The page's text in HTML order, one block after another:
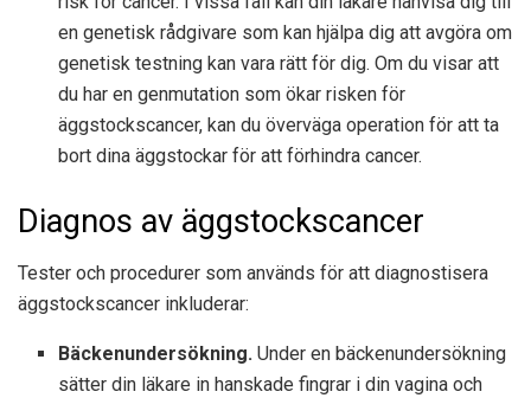
en genetisk rådgivare som kan hjälpa dig att avgöra om
genetisk testning kan vara rätt för dig. Om du visar att
du har en genmutation som ökar risken för
äggstockscancer, kan du överväga operation för att ta
bort dina äggstockar för att förhindra cancer.
Diagnos av äggstockscancer
Tester och procedurer som används för att diagnostisera
äggstockscancer inkluderar:
Bäckenundersökning. Under en bäckenundersökning
sätter din läkare in hanskade fingrar i din vagina och